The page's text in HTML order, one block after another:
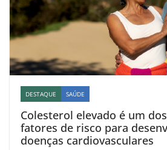
DESTAQUE SAÚDE
Colesterol elevado é um
fatores de risco para
doenças cardiovasculares